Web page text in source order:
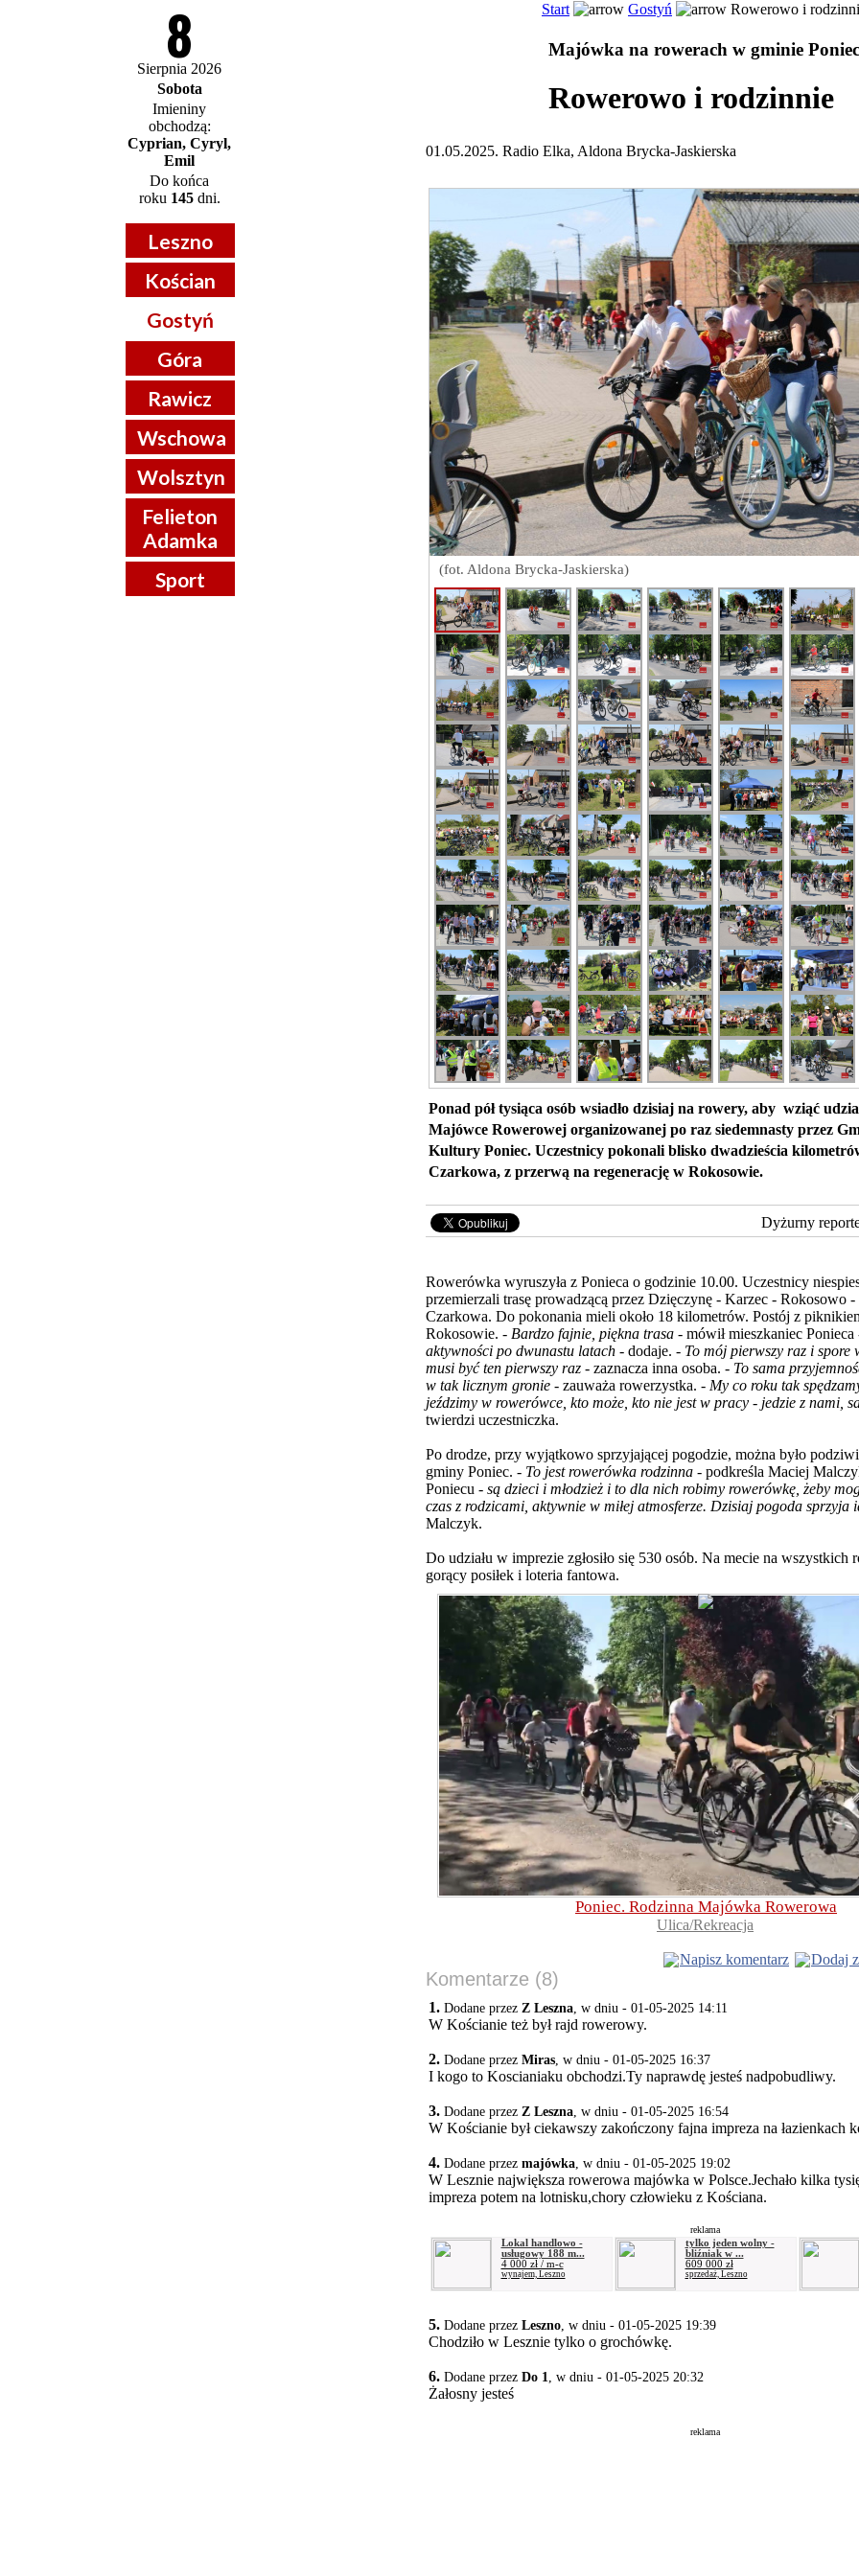
8
Sierpnia 2026
Sobota
Imieniny
obchodzą:
Cyprian, Cyryl,
Emil
Do końca
roku 145dni.
Leszno
Kościan
Gostyń
Góra
Rawicz
Wschowa
Wolsztyn
Felieton
Adamka
Sport
Start Gostyń Rowerowo i
Majówka na rowerach w gminie Poniec
Rowerowo i rodzinnie
01.05.2025. Radio Elka, Aldona Brycka-Jaskierska
(fot. Aldona Brycka-Jaskierska)
Ponad pół tysiąca osób wsiadło dzisiaj na rowery, aby wziąć
Majówce Rowerowej organizowanej po raz siedemnasty przez
Kultury Poniec. Uczestnicy pokonali blisko dwadzieścia
Czarkowa, z przerwą na regenerację w Rokosowie.
Dyżurny
Rowerówka wyruszyła z Ponieca o godzinie 10.00. Uczestnicy
przemierzali trasę prowadzącą przez Dzięczynę - Karzec - Rokosowo
Czarkowa. Do pokonania mieli około 18 kilometrów. Postój z
Rokosowie. - Bardzo fajnie, piękna trasa - mówił mieszkaniec Ponieca
aktywności po dwunastu latach - dodaje. - To mój pierwszy raz i spore
musi być ten pierwszy raz - zaznacza inna osoba. - To sama
w tak licznym gronie - zauważa rowerzystka. - My co roku tak
jeździmy w rowerówce, kto może, kto nie jest w pracy - jedzie z nami,
twierdzi uczestniczka.
Po drodze, przy wyjątkowo sprzyjającej pogodzie, można było
gminy Poniec. - To jest rowerówka rodzinna - podkreśla Maciej
Poniecu - są dzieci i młodzież i to dla nich robimy rowerówkę, żeby
czas z rodzicami, aktywnie w miłej atmosferze. Dzisiaj pogoda sprzyja
Malczyk.
Do udziału w imprezie zgłosiło się 530 osób. Na mecie na wszystkich
gorący posiłek i loteria fantowa.
Poniec. Rodzinna Majówka Rowerowa
Ulica/Rekreacja
Napisz komentarz Dodaj
Komentarze (8)
1. Dodane przez Z Leszna , w dniu - 01-05-2025 14:11
W Kościanie też był rajd rowerowy.
2. Dodane przez Miras , w dniu - 01-05-2025 16:37
I kogo to Koscianiaku obchodzi.Ty naprawdę jesteś nadpobudliwy.
3. Dodane przez Z Leszna , w dniu - 01-05-2025 16:54
W Kościanie był ciekawszy zakończony fajna impreza na łazienkach
4. Dodane przez majówka , w dniu - 01-05-2025 19:02
W Lesznie największa rowerowa majówka w Polsce.Jechało kilka
impreza potem na lotnisku,chory człowieku z Kościana.
reklama
Lokal handlowo -
usługowy 188 m...
4 000 zł / m-c
wynajem, Leszno
tylko jeden wolny -
bliźniak w ...
609 000 zł
sprzedaż, Leszno
5. Dodane przez Leszno , w dniu - 01-05-2025 19:39
Chodziło w Lesznie tylko o grochówkę.
6. Dodane przez Do 1 , w dniu - 01-05-2025 20:32
Żałosny jesteś
reklama